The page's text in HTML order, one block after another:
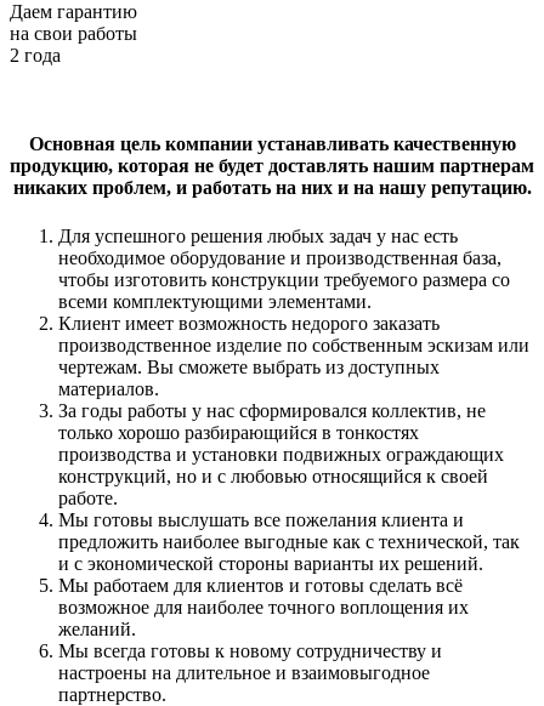
Даем гарантию
на свои работы
2 года
Основная цель компании устанавливать качественную
продукцию, которая не будет доставлять нашим партнерам
никаких проблем, и работать на них и на нашу репутацию.
Для успешного решения любых задач у нас есть
необходимое оборудование и производственная база,
чтобы изготовить конструкции требуемого размера со
всеми комплектующими элементами.
Клиент имеет возможность недорого заказать
производственное изделие по собственным эскизам или
чертежам. Вы сможете выбрать из доступных
материалов.
За годы работы у нас сформировался коллектив, не
только хорошо разбирающийся в тонкостях
производства и установки подвижных ограждающих
конструкций, но и с любовью относящийся к своей
работе.
Мы готовы выслушать все пожелания клиента и
предложить наиболее выгодные как с технической, так
и с экономической стороны варианты их решений.
Мы работаем для клиентов и готовы сделать всё
возможное для наиболее точного воплощения их
желаний.
Мы всегда готовы к новому сотрудничеству и
настроены на длительное и взаимовыгодное
партнерство.